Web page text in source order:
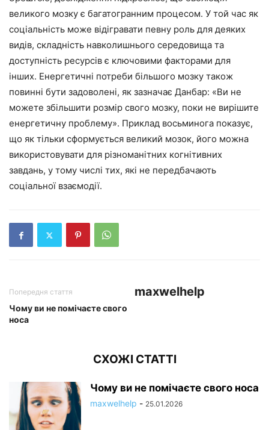
великого мозку є багатогранним процесом. У той час як
соціальність може відігравати певну роль для деяких
видів, складність навколишнього середовища та
доступність ресурсів є ключовими факторами для
інших. Енергетичні потреби більшого мозку також
повинні бути задоволені, як зазначає Данбар: «Ви не
можете збільшити розмір свого мозку, поки не вирішите
енергетичну проблему». Приклад восьминога показує,
що як тільки сформується великий мозок, його можна
використовувати для різноманітних когнітивних
завдань, у тому числі тих, які не передбачають
соціальної взаємодії.
Попередня стаття
Чому ви не помічаєте свого
носа
maxwelhelp
СХОЖІ СТАТТІ
Чому ви не помічаєте свого носа
maxwelhelp - 25.01.2026